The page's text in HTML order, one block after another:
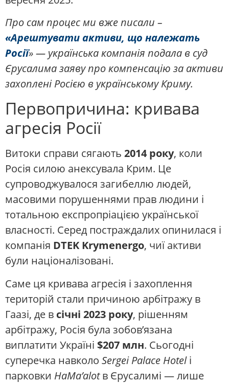
Про сам процес ми вже писали –
«Арештувати активи, що належать
Росії» — українська компанія подала в суд
Єрусалима заяву про компенсацію за активи
захоплені Росією в українському Криму.
Первопричина: кривава
агресія Росії
Витоки справи сягають 2014 року, коли
Росія силою анексувала Крим. Це
супроводжувалося загибеллю людей,
масовими порушеннями прав людини і
тотальною експропріацією української
власності. Серед постраждалих опинилася і
компанія DTEK Krymenergo, чиї активи
були націоналізовані.
Саме ця кривава агресія і захоплення
територій стали причиною арбітражу в
Гаазі, де в січні 2023 року, рішенням
арбітражу, Росія була зобов’язана
виплатити Україні $207 млн. Сьогодні
суперечка навколо Sergei Palace Hotelі
парковки HaMa’alotв Єрусалимі — лише